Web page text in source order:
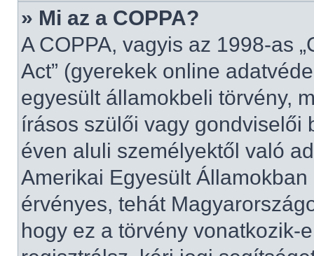
» Mi az a COPPA?
A COPPA, vagyis az 1998-as
Act” (gyerekek online
egyesült államokbeli törvény,
írásos szülői vagy gondviselői
éven aluli személyektől való
Amerikai Egyesült
érvényes, tehát
hogy ez a törvény vonatkozik-